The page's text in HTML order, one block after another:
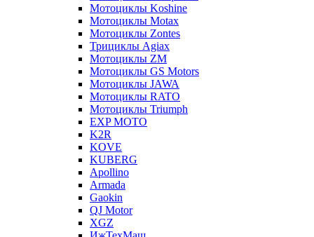
Мотоциклы Koshine
Мотоциклы Motax
Мотоциклы Zontes
Трициклы Agiax
Мотоциклы ZM
Мотоциклы GS Motors
Мотоциклы JAWA
Мотоциклы RATO
Мотоциклы Triumph
EXP MOTO
K2R
KOVE
KUBERG
Apollino
Armada
Gaokin
QJ Motor
XGZ